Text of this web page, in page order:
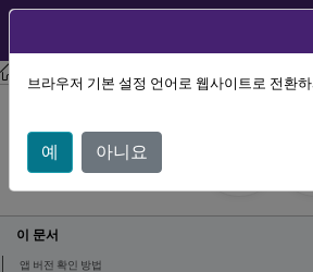
Citrix Workspace 앱 iOS용 Citrix
문제 해결
May 30, 2024
이 문서
앱 버전 확인 방법
브라우저 기본 설정 언어로 웹사이트로 전환
예 아니요